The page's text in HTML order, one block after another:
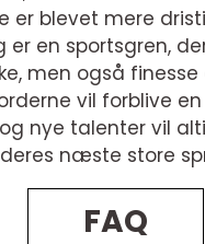
er blevet mere
er en sportsgren,
men også finesse
vil forblive
nye talenter vil
næste store
FAQ